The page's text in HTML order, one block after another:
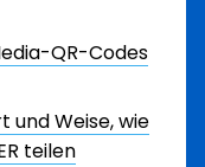
QR-Codes
und Weise, wie
teilen